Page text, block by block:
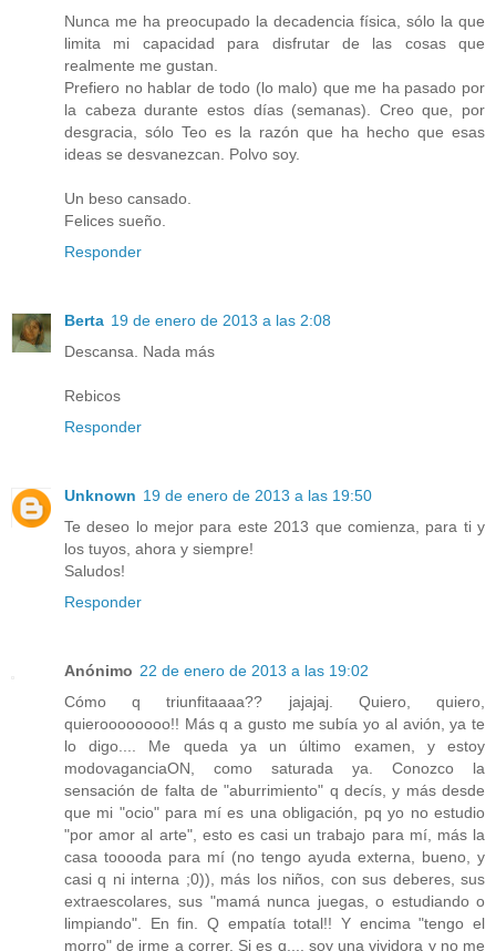
Nunca me ha preocupado la decadencia física, sólo la que
limita mi capacidad para disfrutar de las cosas que
realmente me gustan.
Prefiero no hablar de todo (lo malo) que me ha pasado por
la cabeza durante estos días (semanas). Creo que, por
desgracia, sólo Teo es la razón que ha hecho que esas
ideas se desvanezcan. Polvo soy.
Un beso cansado.
Felices sueño.
Responder
Berta 19 de enero de 2013 a las 2:08
Descansa. Nada más
Rebicos
Responder
Unknown 19 de enero de 2013 a las 19:50
Te deseo lo mejor para este 2013 que comienza, para ti y
los tuyos, ahora y siempre!
Saludos!
Responder
Anónimo 22 de enero de 2013 a las 19:02
Cómo q triunfitaaaa?? jajajaj. Quiero, quiero,
quieroooooooo!! Más q a gusto me subía yo al avión, ya te
lo digo.... Me queda ya un último examen, y estoy
modovaganciaON, como saturada ya. Conozco la
sensación de falta de "aburrimiento" q decís, y más desde
que mi "ocio" para mí es una obligación, pq yo no estudio
"por amor al arte", esto es casi un trabajo para mí, más la
casa tooooda para mí (no tengo ayuda externa, bueno, y
casi q ni interna ;0)), más los niños, con sus deberes, sus
extraescolares, sus "mamá nunca juegas, o estudiando o
limpiando". En fin. Q empatía total!! Y encima "tengo el
morro" de irme a correr. Si es q.... soy una vividora y no me